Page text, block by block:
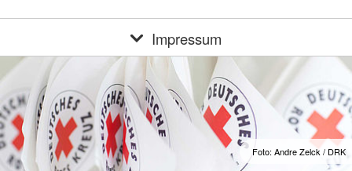
Impressum
Foto: Andre Zelck / DRK